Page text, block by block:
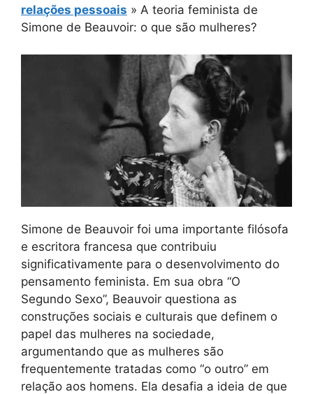
relações pessoais » A teoria feminista de
Simone de Beauvoir: o que são mulheres?
Simone de Beauvoir foi uma importante filósofa
e escritora francesa que contribuiu
significativamente para o desenvolvimento do
pensamento feminista. Em sua obra “O
Segundo Sexo”, Beauvoir questiona as
construções sociais e culturais que definem o
papel das mulheres na sociedade,
argumentando que as mulheres são
frequentemente tratadas como “o outro” em
relação aos homens. Ela desafia a ideia de que